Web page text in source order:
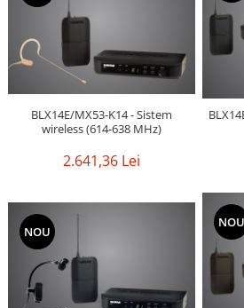
BLX14E/MX53-K14 - Sistem
wireless (614-638 MHz)
2.641,36 Lei
NOU
NOU